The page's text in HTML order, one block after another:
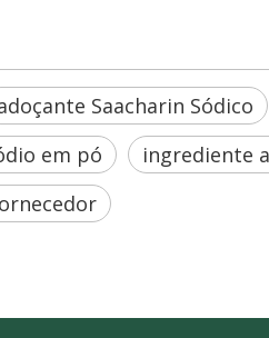
Saacharin Sódico
em pó
ingrediente